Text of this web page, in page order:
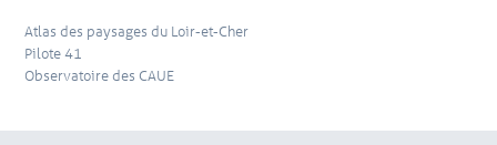
Atlas des paysages du Loir-et-Cher
Pilote 41
Observatoire des CAUE